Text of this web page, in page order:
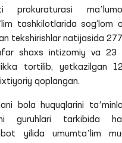
prokuraturasi
tashkilotlarida sog‘lom
tekshirishlar natijasida
shaxs intizomiy va 23
tortilib, yetkazilgan
qoplangan.
bola huquqlarini
guruhlari tarkibida
yilida umumtaʼlim